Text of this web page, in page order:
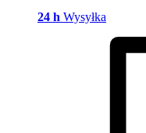
24 h Wysyłka